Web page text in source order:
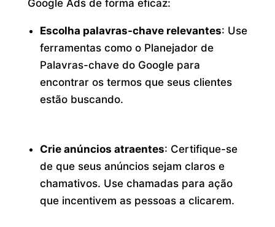
Google Ads de forma eficaz:
Escolha palavras-chave relevantes: Use
ferramentas como o Planejador de
Palavras-chave do Google para
encontrar os termos que seus clientes
estão buscando.
Crie anúncios atraentes: Certifique-se
de que seus anúncios sejam claros e
chamativos. Use chamadas para ação
que incentivem as pessoas a clicarem.